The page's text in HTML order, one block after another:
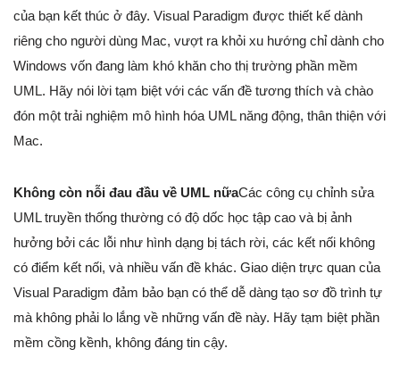
của bạn kết thúc ở đây. Visual Paradigm được thiết kế dành
riêng cho người dùng Mac, vượt ra khỏi xu hướng chỉ dành cho
Windows vốn đang làm khó khăn cho thị trường phần mềm
UML. Hãy nói lời tạm biệt với các vấn đề tương thích và chào
đón một trải nghiệm mô hình hóa UML năng động, thân thiện với
Mac.
Không còn nỗi đau đầu về UML nữaCác công cụ chỉnh sửa
UML truyền thống thường có độ dốc học tập cao và bị ảnh
hưởng bởi các lỗi như hình dạng bị tách rời, các kết nối không
có điểm kết nối, và nhiều vấn đề khác. Giao diện trực quan của
Visual Paradigm đảm bảo bạn có thể dễ dàng tạo sơ đồ trình tự
mà không phải lo lắng về những vấn đề này. Hãy tạm biệt phần
mềm cồng kềnh, không đáng tin cậy.